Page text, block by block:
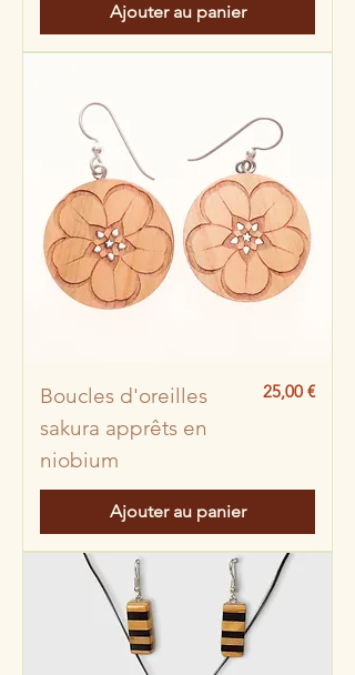
Ajouter au panier
Boucles d'oreilles
sakura apprêts en
niobium
Prix
25,00 €
Ajouter au panier